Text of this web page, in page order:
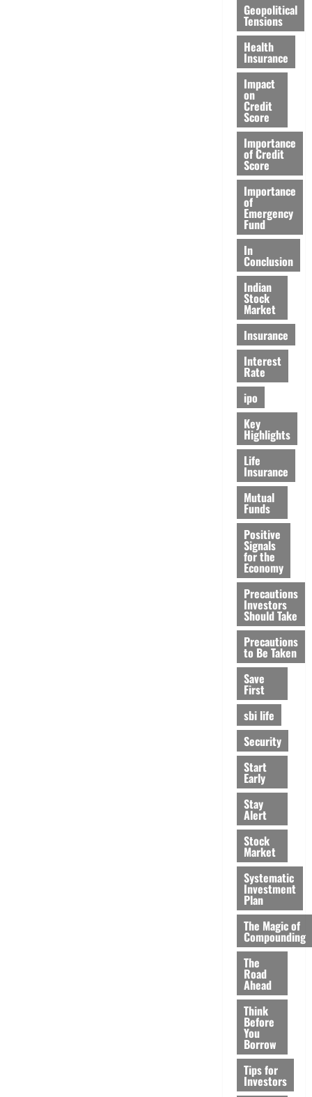
Geopolitical
Tensions
Health
Insurance
Impact
on
Credit
Score
Importance
of Credit
Score
Importance
of
Emergency
Fund
In
Conclusion
Indian
Stock
Market
Insurance
Interest
Rate
ipo
Key
Highlights
Life
Insurance
Mutual
Funds
Positive
Signals
for the
Economy
Precautions
Investors
Should Take
Precautions
to Be Taken
Save
First
sbi life
Security
Start
Early
Stay
Alert
Stock
Market
Systematic
Investment
Plan
The Magic of
Compounding
The
Road
Ahead
Think
Before
You
Borrow
Tips for
Investors